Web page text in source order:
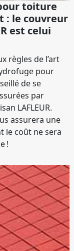
toiture
: le couvreur
est celui
règles de l’art
pour
de se
par
LAFLEUR.
assurera une
le coût ne sera
!